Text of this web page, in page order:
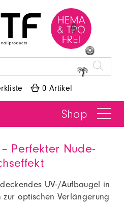
 0 Artikel
Shop
Perfekter Nude-
UV-/Aufbaugel in
zur optischen Verlängerung
🌴
🥝
🍦